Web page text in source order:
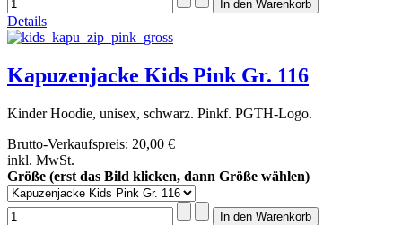
Details
Kapuzenjacke Kids Pink Gr. 116
Kinder Hoodie, unisex, schwarz. Pinkf. PGTH-Logo.
Brutto-Verkaufspreis: 20,00 €
inkl. MwSt.
Größe (erst das Bild klicken, dann Größe wählen)